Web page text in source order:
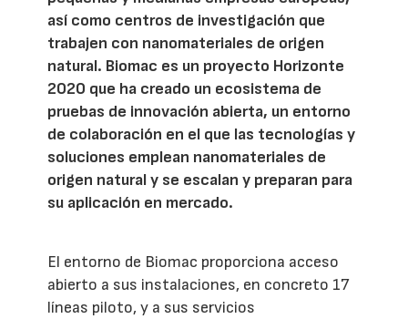
así como centros de investigación que
trabajen con nanomateriales de origen
natural. Biomac es un proyecto Horizonte
2020 que ha creado un ecosistema de
pruebas de innovación abierta, un entorno
de colaboración en el que las tecnologías y
soluciones emplean nanomateriales de
origen natural y se escalan y preparan para
su aplicación en mercado.
El entorno de Biomac proporciona acceso
abierto a sus instalaciones, en concreto 17
líneas piloto, y a sus servicios